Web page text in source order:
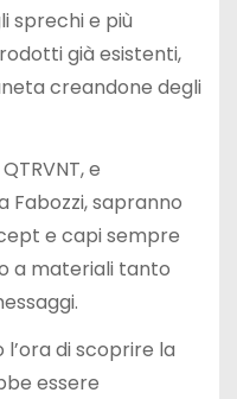
sprechi e più
già esistenti,
creandone degli
e
Fabozzi, sapranno
e capi sempre
a materiali tanto
l’ora di scoprire la
essere